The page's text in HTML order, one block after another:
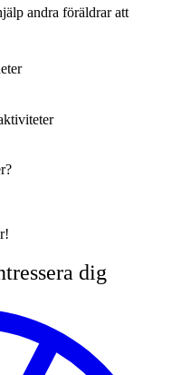
andra föräldrar att
dig